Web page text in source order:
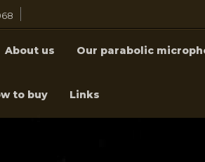
About us Our parabolic
to buy Links